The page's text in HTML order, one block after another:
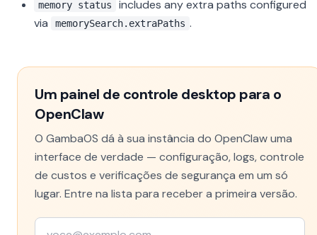
memory status
includes any extra paths configured
via
memorySearch.extraPaths .
Um painel de controle desktop para o
OpenClaw
O GambaOS dá à sua instância do OpenClaw uma
interface de verdade — configuração, logs, controle
de custos e verificações de segurança em um só
lugar. Entre na lista para receber a primeira versão.